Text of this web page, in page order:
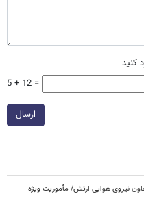
کنید
5 + 12 =
ارسال
روزه به روایت معاون نیروی هوایی ارتش/ مأموریت ویژه